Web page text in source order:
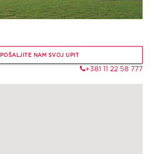
POŠALJITE NAM SVOJ UPIT
+381 11 22 58 777